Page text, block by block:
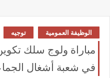
الوظيفة العمومية توجيه
مباراة ولوج سلك
في شعبة أشغال الجماعات